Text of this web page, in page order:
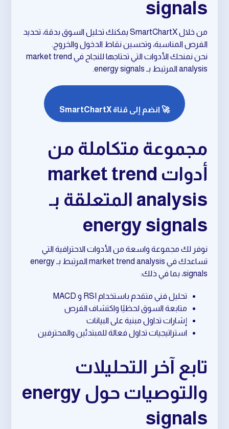
signals
من خلال SmartChartX يمكنك تحليل السوق بدقة، تحديد
الفرص المناسبة، وتحسين نقاط الدخول والخروج.
نحن نمنحك الأدوات التي تحتاجها للنجاح في market trend
analysis المرتبط بـ energy signals.
🚀 انضم إلى قناة SmartChartX
مجموعة متكاملة من
أدوات market trend
analysis المتعلقة بـ
energy signals
نوفر لك مجموعة واسعة من الأدوات الاحترافية التي
تساعدك في market trend analysis المرتبط بـ energy
signals، بما في ذلك:
تحليل فني متقدم باستخدام RSI و MACD
متابعة السوق لحظيًا واكتشاف الفرص
إشارات تداول مبنية على البيانات
استراتيجيات تداول فعالة للمبتدئين والمحترفين
تابع آخر التحليلات
والتوصيات حول energy
signals